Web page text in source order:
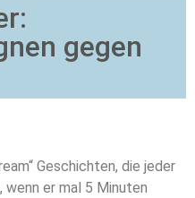
gegen
Geschichten, die jeder
er mal 5 Minuten